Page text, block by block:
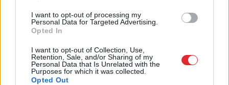
I want to opt-out of processing my
Personal Data for Targeted Advertising.
Opted In
I want to opt-out of Collection, Use,
Retention, Sale, and/or Sharing of my
Personal Data that Is Unrelated with the
Purposes for which it was collected.
Opted Out